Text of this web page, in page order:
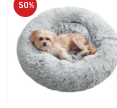
50%